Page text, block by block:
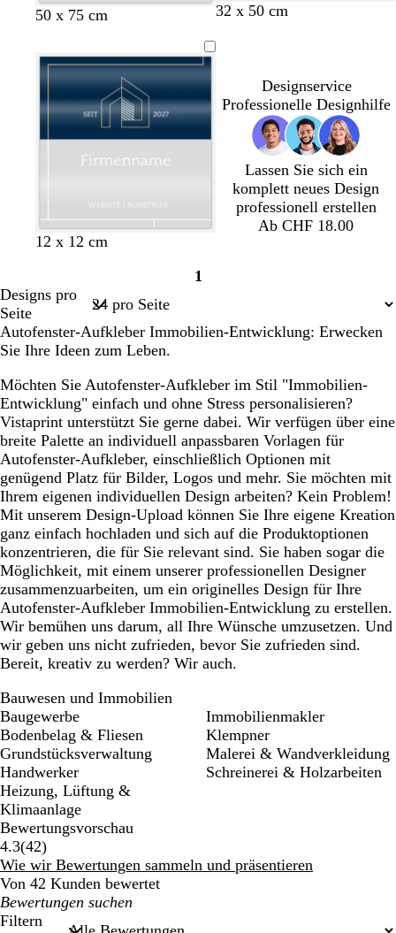
u
a
u
a
u
u
G
s
c
h
H
b
u
H
b
u
G
a
u
W
ß
50 x 75 cm 32 x 50 cm
D
k
l
b
a
u
S
w
r
z
G
u
W
ß
12 x 12 cm
Designservice
Professionelle Designhilfe
Lassen Sie sich ein
komplett neues Design
professionell erstellen
Ab CHF 18.00
Seite
1
Designs pro
Seite
Autofenster-Aufkleber Immobilien-Entwicklung: Erwecken
Sie Ihre Ideen zum Leben.
Möchten Sie Autofenster-Aufkleber im Stil "Immobilien-
Entwicklung" einfach und ohne Stress personalisieren?
Vistaprint unterstützt Sie gerne dabei. Wir verfügen über eine
breite Palette an individuell anpassbaren Vorlagen für
Autofenster-Aufkleber, einschließlich Optionen mit
genügend Platz für Bilder, Logos und mehr. Sie möchten mit
Ihrem eigenen individuellen Design arbeiten? Kein Problem!
Mit unserem Design-Upload können Sie Ihre eigene Kreation
ganz einfach hochladen und sich auf die Produktoptionen
konzentrieren, die für Sie relevant sind. Sie haben sogar die
Möglichkeit, mit einem unserer professionellen Designer
zusammenzuarbeiten, um ein originelles Design für Ihre
Autofenster-Aufkleber Immobilien-Entwicklung zu erstellen.
Wir bemühen uns darum, all Ihre Wünsche umzusetzen. Und
wir geben uns nicht zufrieden, bevor Sie zufrieden sind.
Bereit, kreativ zu werden? Wir auch.
Bauwesen und Immobilien
Baugewerbe
Bodenbelag & Fliesen
Grundstücksverwaltung
Handwerker
Heizung, Lüftung &
Klimaanlage
Immobilienmakler
Klempner
Malerei & Wandverkleidung
Schreinerei & Holzarbeiten
Bewertungsvorschau
4.3(4242
Bewertungen
)
Wie wir Bewertungen sammeln und präsentieren
Von 42 Kunden bewertet
Meine
Sucheingaben
Filtern